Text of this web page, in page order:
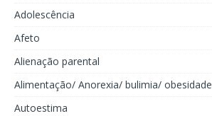
Adolescência
Afeto
Alienação parental
Alimentação/ Anorexia/ bulimia/ obesidade
Autoestima